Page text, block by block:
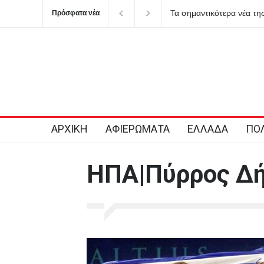
Πρόσφατα νέα Τα σημαντικότερα νέα
ΑΡΧΙΚΗ ΑΦΙΕΡΩΜΑΤΑ ΕΛΛΑΔΑ
ΗΠΑ|Πύρρος